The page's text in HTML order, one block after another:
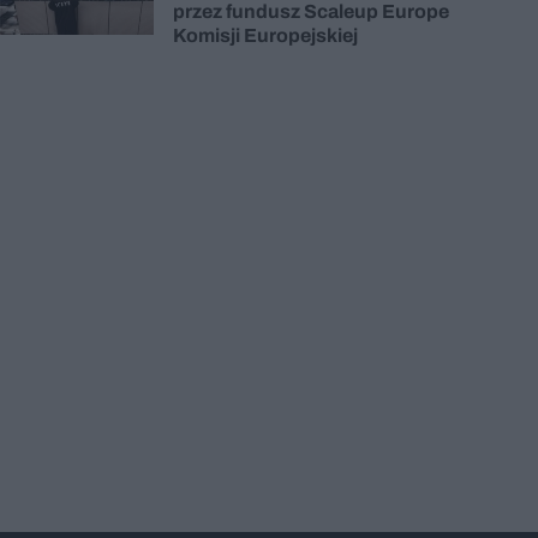
przez fundusz Scaleup Europe
Komisji Europejskiej